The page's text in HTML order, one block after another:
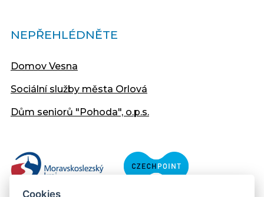
NEPŘEHLÉDNĚTE
Domov Vesna
Sociální služby města Orlová
Dům seniorů "Pohoda", o.p.s.
Cookies